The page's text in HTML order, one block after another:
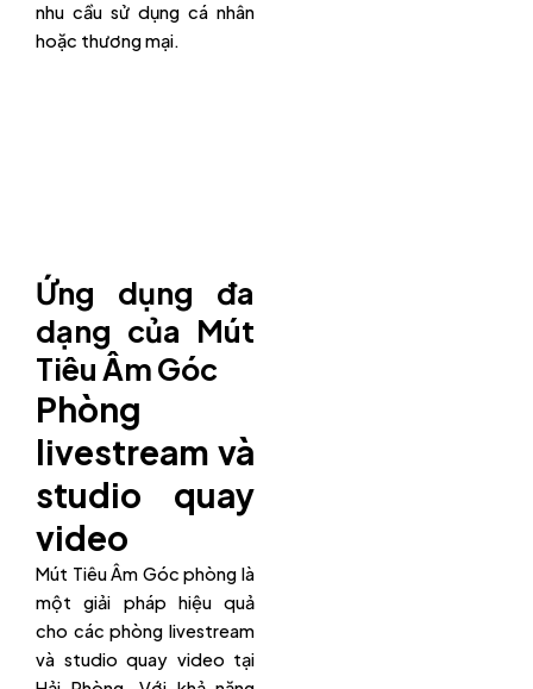
nhu cầu sử dụng cá nhân
hoặc thương mại.
Ứng dụng đa
dạng của Mút
Tiêu Âm Góc
Phòng
livestream và
studio quay
video
Mút Tiêu Âm Góc phòng là
một giải pháp hiệu quả
cho các phòng livestream
và studio quay video tại